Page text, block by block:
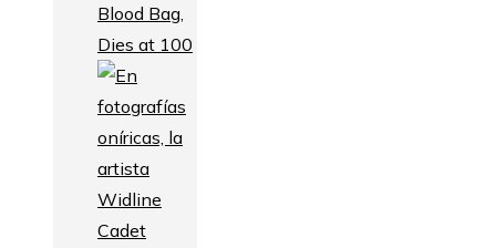
Blood Bag,
Dies at 100